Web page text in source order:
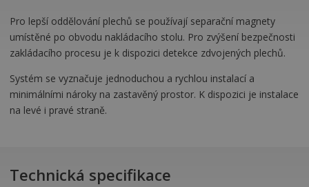
Pro lepší oddělování plechů se používají separační magnety
umístěné po obvodu nakládacího stolu. Pro zvýšení bezpečnosti
zakládacího procesu je k dispozici detekce zdvojených plechů.
Systém se vyznačuje jednoduchou a rychlou instalací a
minimálními nároky na zastavěný prostor. K dispozici je instalace
na levé i pravé straně.
Technická specifikace